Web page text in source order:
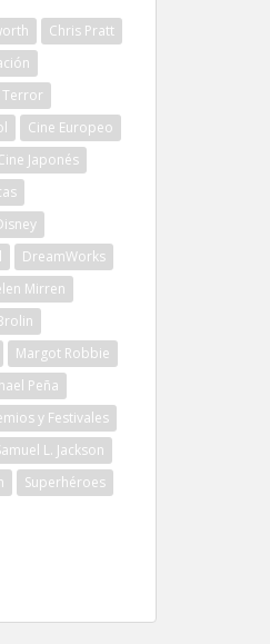
Chris Pratt
Terror
Cine Europeo
Japonés
DreamWorks
Mirren
Margot Robbie
Peña
y Festivales
L. Jackson
Superhéroes